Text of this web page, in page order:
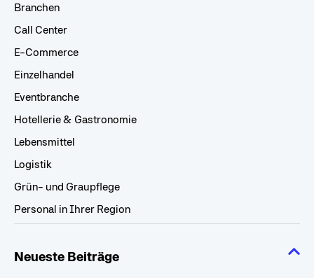
Branchen
Call Center
E-Commerce
Einzelhandel
Eventbranche
Hotellerie & Gastronomie
Lebensmittel
Logistik
Grün- und Graupflege
Personal in Ihrer Region
Neueste Beiträge